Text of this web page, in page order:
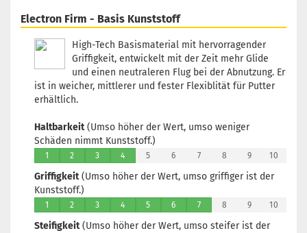
Electron Firm - Basis Kunststoff
High-Tech Basismaterial mit hervorragender
Griffigkeit, entwickelt mit der Zeit mehr Glide
und einen neutraleren Flug bei der Abnutzung. Er
ist in weicher, mittlerer und fester Flexiblität für Putter
erhältlich.
Haltbarkeit(Umso höher der Wert, umso weniger
Schäden nimmt Kunststoff.)
1 2 3 4 5 6 7 8 9 10
Griffigkeit(Umso höher der Wert, umso griffiger ist der
Kunststoff.)
1 2 3 4 5 6 7 8 9 10
Steifigkeit(Umso höher der Wert, umso steifer ist der